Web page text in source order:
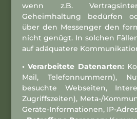
wenn z.B.
Geheimhaltung bedürfen
über den Messenger den
nicht genügt. In solchen
auf adäquatere
• Verarbeitete Datenarten:
Mail, Telefonnummern),
besuchte Webseiten,
Zugriffszeiten), Meta-/
Geräte-Informationen, IP-